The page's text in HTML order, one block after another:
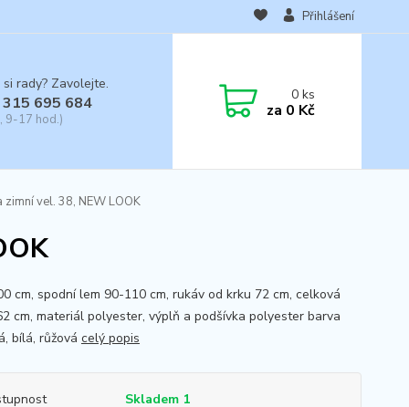
Přihlášení
rady? Zavolejte.
695 684
9-17 hod.)
0ks
za 0 Kč
vel. 38, NEW LOOK
cm, spodní lem 90-110 cm, rukáv od krku 72 cm, celková
cm, materiál polyester, výplň a podšívka polyester barva
bílá, růžová celý popis
Skladem 1